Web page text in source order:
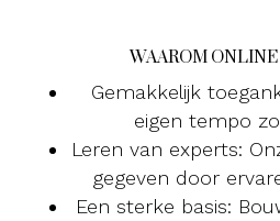
WAAROM
Gemakkelijk
eigen tempo
Leren van experts:
gegeven door
Een sterke basis: